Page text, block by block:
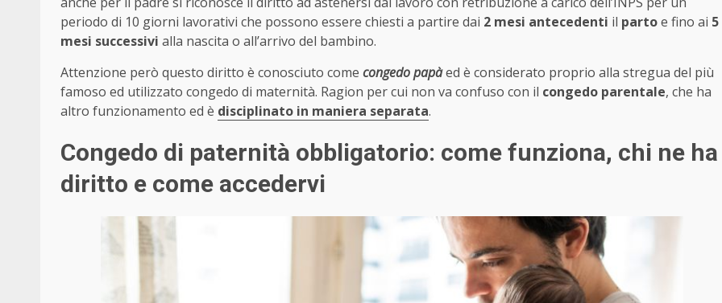
periodo di 10 giorni lavorativi che possono essere chiesti a partire dai 2 mesi antecedenti il partoe fino ai 5
mesi successivi alla nascita o all’arrivo del bambino.
Attenzione però questo diritto è conosciuto come congedo papàed è considerato proprio alla stregua del più
famoso ed utilizzato congedo di maternità. Ragion per cui non va confuso con il congedo parentale, che ha
altro funzionamento ed è disciplinato in maniera separata.
Congedo di paternità obbligatorio: come funziona, chi ne ha
diritto e come accedervi